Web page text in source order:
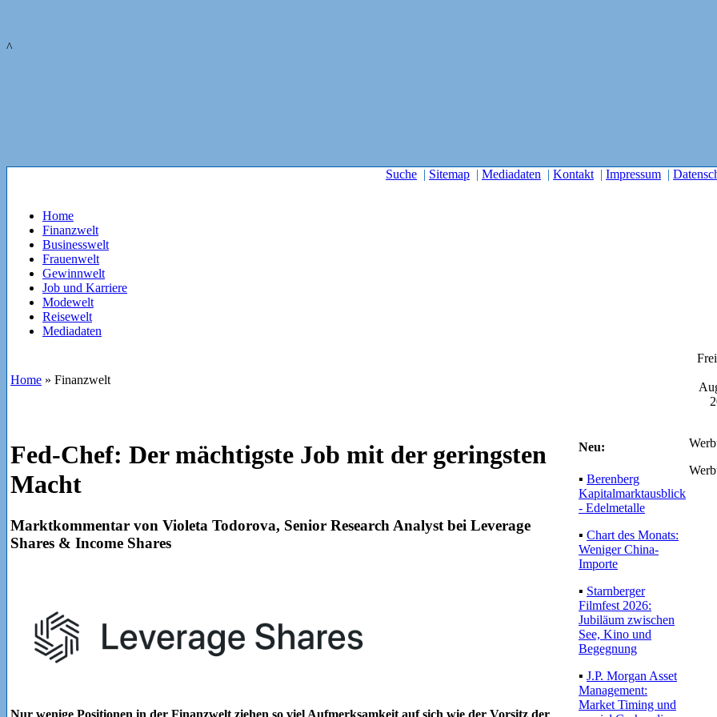
^
Suche | Sitemap | Mediadaten | Kontakt | Impressum |
Home
Finanzwelt
Businesswelt
Frauenwelt
Gewinnwelt
Job und Karriere
Modewelt
Reisewelt
Mediadaten
Home » Finanzwelt
Fed-Chef: Der mächtigste Job mit der geringsten
Macht
Marktkommentar von Violeta Todorova, Senior Research Analyst bei Leverage
Shares & Income Shares
Nur wenige Positionen in der Finanzwelt ziehen so viel Aufmerksamkeit auf sich wie der Vorsitz der
Neu:
▪ Berenberg
Kapitalmarktausblick
- Edelmetalle
▪ Chart des Monats:
Weniger China-
Importe
▪ Starnberger
Filmfest 2026:
Jubiläum zwischen
See, Kino und
Begegnung
▪ J.P. Morgan Asset
Management:
Market Timing und